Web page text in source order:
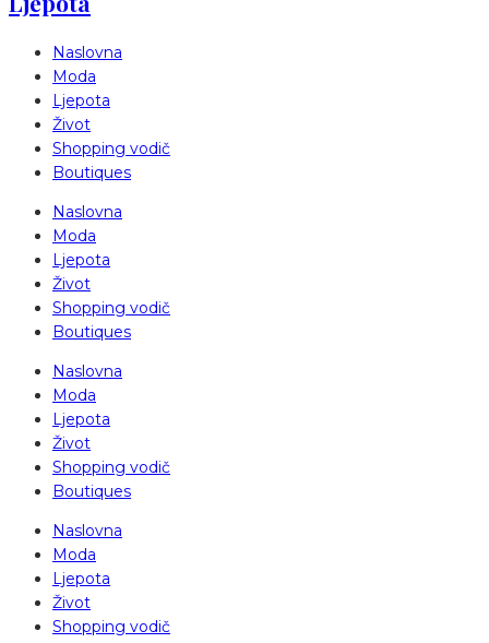
Naslovna
Moda
Ljepota
Život
Shopping vodič
Boutiques
Naslovna
Moda
Ljepota
Život
Shopping vodič
Boutiques
Naslovna
Moda
Ljepota
Život
Shopping vodič
Boutiques
Naslovna
Moda
Ljepota
Život
Shopping vodič